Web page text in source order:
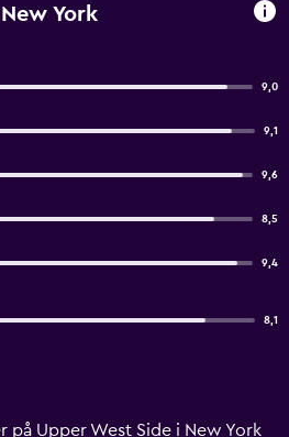
York
9,0
9,1
9,6
8,5
9,4
8,1
på Upper West Side i New York